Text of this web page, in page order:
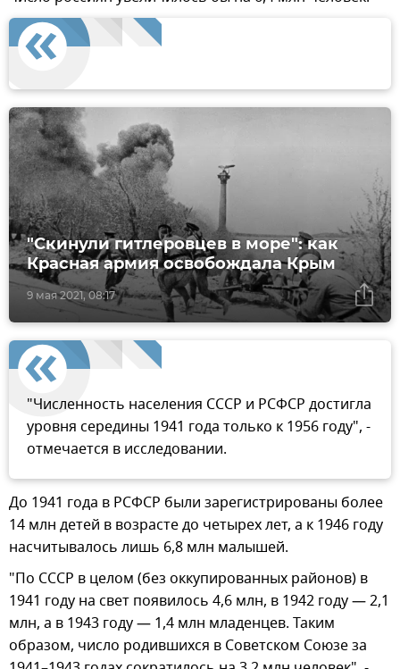
9 мая 2021, 08:17
"Скинули гитлеровцев в море": как
Красная армия освобождала Крым
"Численность населения СССР и РСФСР достигла
уровня середины 1941 года только к 1956 году", -
отмечается в исследовании.
До 1941 года в РСФСР были зарегистрированы более
14 млн детей в возрасте до четырех лет, а к 1946 году
насчитывалось лишь 6,8 млн малышей.
"По СССР в целом (без оккупированных районов) в
1941 году на свет появилось 4,6 млн, в 1942 году — 2,1
млн, а в 1943 году — 1,4 млн младенцев. Таким
образом, число родившихся в Советском Союзе за